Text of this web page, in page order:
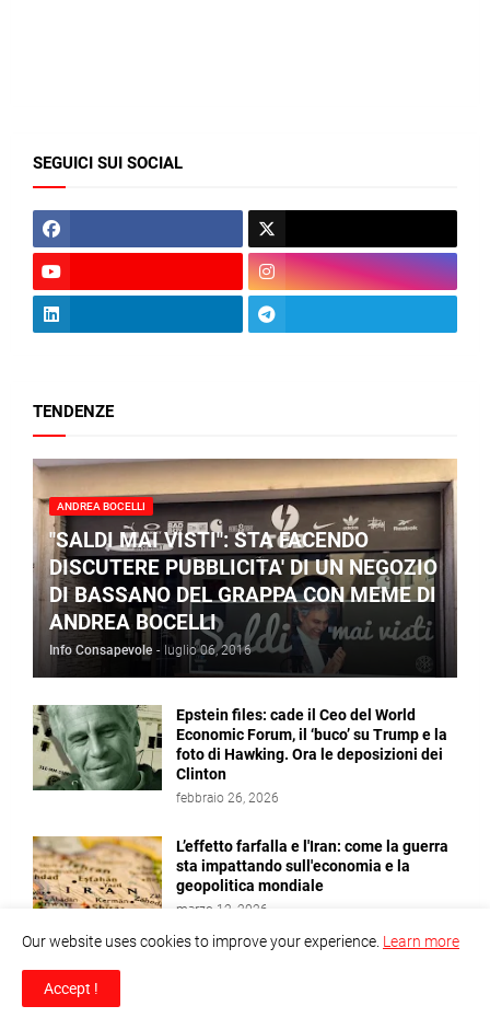
SEGUICI SUI SOCIAL
TENDENZE
ANDREA BOCELLI
"SALDI MAI VISTI": STA FACENDO
DISCUTERE PUBBLICITA' DI UN NEGOZIO
DI BASSANO DEL GRAPPA CON MEME DI
ANDREA BOCELLI
Info Consapevole - luglio 06, 2016
Epstein files: cade il Ceo del World
Economic Forum, il ‘buco’ su Trump e la
foto di Hawking. Ora le deposizioni dei
Clinton
febbraio 26, 2026
L’effetto farfalla e l'Iran: come la guerra
sta impattando sull'economia e la
geopolitica mondiale
marzo 12, 2026
Our website uses cookies to improve your experience. Learn more
Accept !